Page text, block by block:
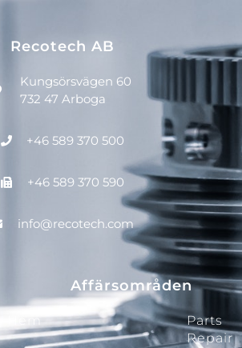
Recotech AB
Kungsörsvägen 60
732 47 Arboga
+46 589 370 500
+46 589 370 590
info@recotech.com
Hem
Affärsområden
Parts
Repair